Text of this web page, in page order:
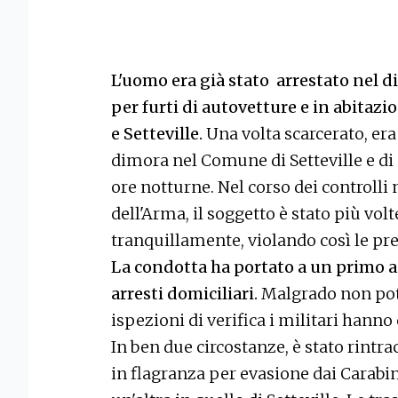
L'uomo era già stato arrestato nel
per furti di autovetture e in
e Setteville. Una volta scarcerato,
dimora nel Comune di Setteville e
ore notturne. Nel corso dei
dell'Arma, il soggetto è stato più
tranquillamente, violando così le
La condotta ha portato a un primo
arresti domiciliari. Malgrado non
ispezioni di verifica i militari hanno
In ben due circostanze, è stato
in flagranza per evasione dai